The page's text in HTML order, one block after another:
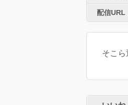
配信URL
そこ